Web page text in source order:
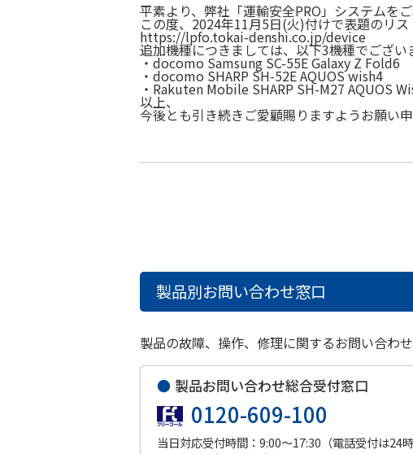
平素より、弊社「運輸安全PRO」システムを
この度、2024年11月5日(火)付けで表題のリ
https://lpfo.tokai-denshi.co.jp/device
追加機種につきましては、以下3機種でござい
・docomo Samsung SC-55E Galaxy Z Fold6
・docomo SHARP SH-52E AQUOS wish4
・Rakuten Mobile SHARP SH-M27 AQUOS
以上、
今後とも引き続きご愛顧賜りますようお願い申
製品別お問い合わせ窓口
製品の故障、操作、修理に関するお問い合わ
● 製品お問い合わせ総合受付窓口
0120-609-100
当日対応受付時間：9:00～17:30（電話受付は24時